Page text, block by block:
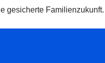
gesicherte Familienzukunft.